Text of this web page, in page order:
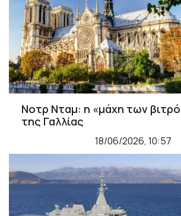
Νοτρ Νταμ: η «μάχη των
της Γαλλίας
18/06/2026, 10:57